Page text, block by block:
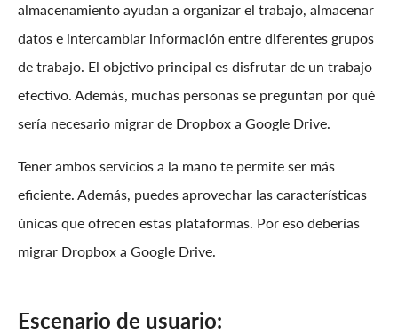
almacenamiento ayudan a organizar el trabajo, almacenar
datos e intercambiar información entre diferentes grupos
de trabajo. El objetivo principal es disfrutar de un trabajo
efectivo. Además, muchas personas se preguntan por qué
sería necesario migrar de Dropbox a Google Drive.
Tener ambos servicios a la mano te permite ser más
eficiente. Además, puedes aprovechar las características
únicas que ofrecen estas plataformas. Por eso deberías
migrar Dropbox a Google Drive.
Escenario de usuario: